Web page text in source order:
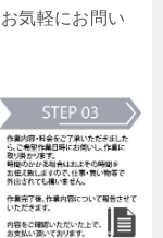
気軽にお問い